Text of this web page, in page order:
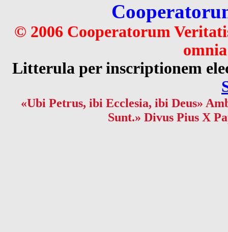
© 2006 Cooperatorum
Litterula per inscriptionem
«Ubi Petrus, ibi Ecclesia, ibi Deus»
Sunt.» Divus Pius X